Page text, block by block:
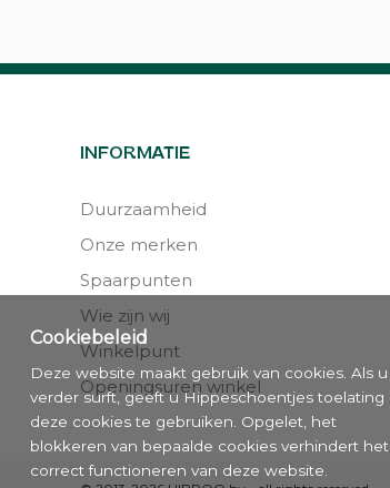
INFORMATIE
Duurzaamheid
Onze merken
Spaarpunten
Wie zijn wij
Winkelpunt
Openingsuren winkel
Cookiebeleid
Deze website maakt gebruik van cookies. Als u
verder surft, geeft u Hippeschoentjes toelating
deze cookies te gebruiken. Opgelet, het
blokkeren van bepaalde cookies verhindert het
correct functioneren van deze website.